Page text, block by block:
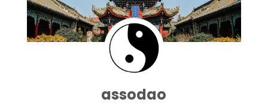
assodao